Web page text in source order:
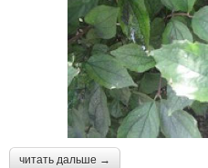
читать дальше →